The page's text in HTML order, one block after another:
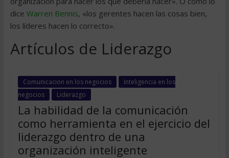
dice Warren Bennis, «los gerentes hacen las cosas bien,
los líderes hacen lo correcto».
Artículos de Liderazgo
Comunicacion en los negocios
Inteligencia en los
negocios
Liderazgo
La habilidad de la comunicación
como herramienta en el ejercicio del
liderazgo dentro de una
organización inteligente